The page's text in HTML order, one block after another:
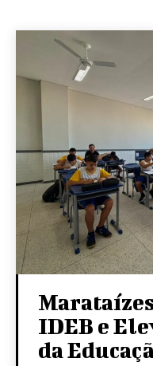
IDEB e
da